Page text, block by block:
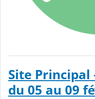
Site
du 05 au 09